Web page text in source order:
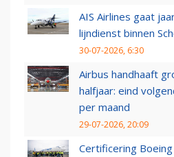
AIS Airlines gaat
lijndienst binnen
30-07-2026, 6:30
Airbus handhaaft
halfjaar: eind
per maand
29-07-2026, 20:09
Certificering